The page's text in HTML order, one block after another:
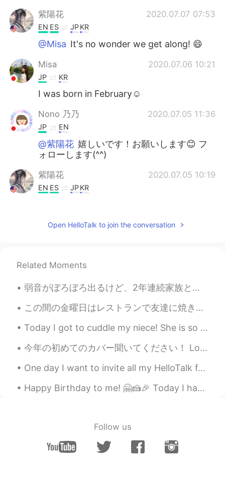
紫陽花 2020.07.07 07:53
EN ES JPKR
@Misa It's no wonder we get along! 😄
Misa 2020.07.06 10:21
JP KR
I was born in February☺️
Nono 乃乃 2020.07.05 11:36
JP EN
@紫陽花 嬉しいです！お願いします😊 フ
ォローします(^^)
紫陽花 2020.07.05 10:19
EN ES JPKR
Chiyo 2020.07.05 10:18
方を見つけました😁🎉
紫陽花 2020.07.05 10:16
@Chiyo 誕生日の仲間!! 😆🎊✨
Chiyo
JP EN
誕生日同じです！😳
紫陽花 2020.07.05 10:06
Vincent 2020.07.05 10:05
Open HelloTalk to join the conversation
Related Moments
弱音がぼろぼろ出るけど、2年連続家族とクリスマス過ごせなくて辛い。僕は10年前からいろんな国に住んできたけど、年末だけは必ず家族と過ごしてた。一人で過ごすのは一年前日本に来てからだけだ。今年で人...
この間の金曜日はレストランで友達に焼き鳥と寿司を食べました。🍣😋🤗 Last Friday, I ate yakitori and sushi with my friends at a res...
Today I got to cuddle my niece! She is so small and cute!!!! I can’t wait until she grows up and ...
今年の初めてのカバー聞いてください！ Love so sweet - 嵐 🌻🌻🌻 嵐が好きですか？彼らは戻るまで待ちます。ファンとして彼らの長年活動はすごくありがたいです。彼らに今までありがと...
One day I want to invite all my HelloTalk friends from around the world to one huge party! Ima...
Happy Birthday to me! 🤗🍰🎉 Today I have turned 26. It feels much different to 25. As though the y...
Follow us